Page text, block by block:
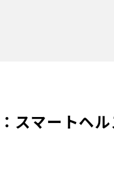
スマートヘ